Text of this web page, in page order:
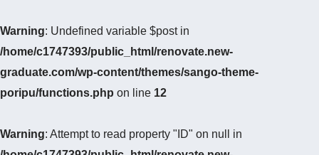
Warning: Undefined variable $post in
/home/c1747393/public_html/renovate.new-
graduate.com/wp-content/themes/sango-theme-
poripu/functions.php on line 12
Warning: Attempt to read property "ID" on null in